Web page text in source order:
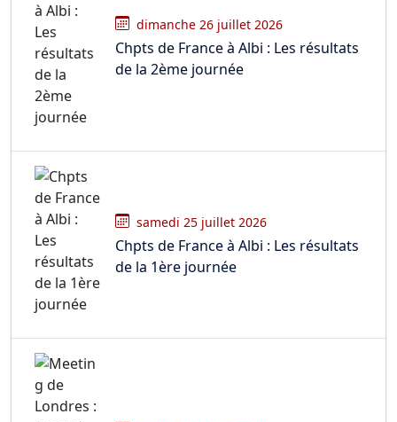
dimanche 26 juillet 2026
Chpts de France à Albi : Les résultats
de la 2ème journée
samedi 25 juillet 2026
Chpts de France à Albi : Les résultats
de la 1ère journée